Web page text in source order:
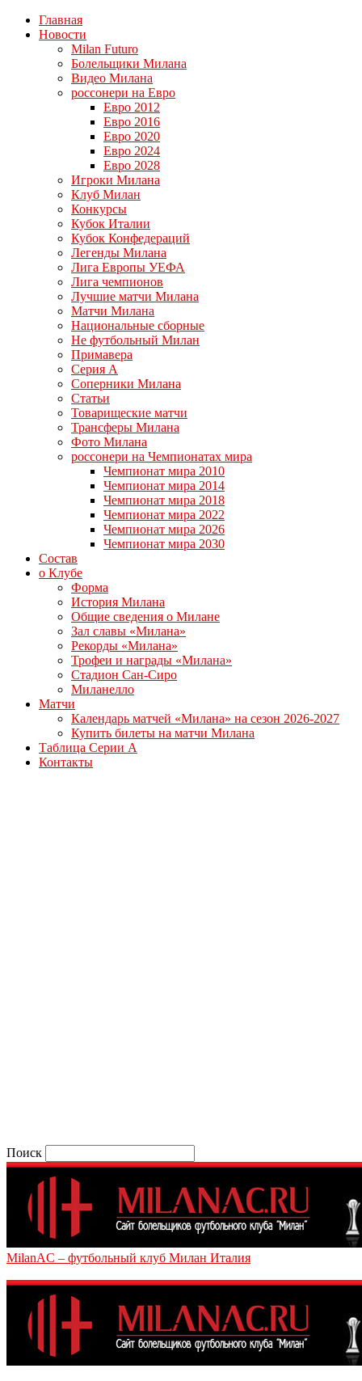
Главная
Новости
Milan Futuro
Болельщики Милана
Видео Милана
россонери на Евро
Евро 2012
Евро 2016
Евро 2020
Евро 2024
Евро 2028
Игроки Милана
Клуб Милан
Конкурсы
Кубок Италии
Кубок Конфедераций
Легенды Милана
Лига Европы УЕФА
Лига чемпионов
Лучшие матчи Милана
Матчи Милана
Национальные сборные
Не футбольный Милан
Примавера
Серия А
Соперники Милана
Статьи
Товарищеские матчи
Трансферы Милана
Фото Милана
россонери на Чемпионатах мира
Чемпионат мира 2010
Чемпионат мира 2014
Чемпионат мира 2018
Чемпионат мира 2022
Чемпионат мира 2026
Чемпионат мира 2030
Состав
о Клубе
Форма
История Милана
Общие сведения о Милане
Зал славы «Милана»
Рекорды «Милана»
Трофеи и награды «Милана»
Стадион Сан-Сиро
Миланелло
Матчи
Календарь матчей «Милана» на сезон 2026-2027
Купить билеты на матчи Милана
Таблица Серии А
Контакты
Поиск
MilanAC – футбольный клуб Милан Италия